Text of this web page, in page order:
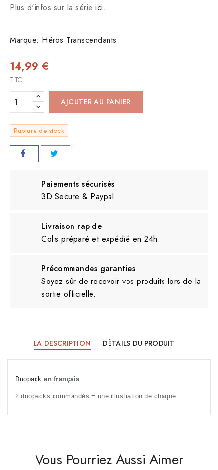
Plus d'infos sur la série ici.
Marque: Héros Transcendants
14,99 €
TTC
AJOUTER AU PANIER
Rupture de stock
Paiements sécurisés
3D Secure & Paypal
Livraison rapide
Colis préparé et expédié en 24h.
Précommandes garanties
Soyez sûr de recevoir vos produits lors de la
sortie officielle.
LA DESCRIPTION DÉTAILS DU PRODUIT
Duopack en français
2 duopacks commandés = une illustration de chaque
Vous Pourriez Aussi Aimer